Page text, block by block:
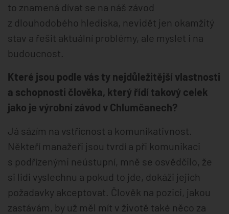
to znamená dívat se na náš závod
z dlouhodobého hlediska, nevidět jen okamžitý
stav a řešit aktuální problémy, ale myslet i na
budoucnost.
Které jsou podle vás ty nejdůležitější vlastnosti
a schopnosti člověka, který řídí takový celek
jako je výrobní závod v Chlumčanech?
Já sázím na vstřícnost a komunikativnost.
Někteří manažeři jsou tvrdí a při komunikaci
s podřízenými neústupní, mně se osvědčilo, že
si lidi vyslechnu a pokud to jde, dokáži jejich
požadavky akceptovat. Člověk na pozici, jakou
zastávám, by už měl mít v životě také něco za